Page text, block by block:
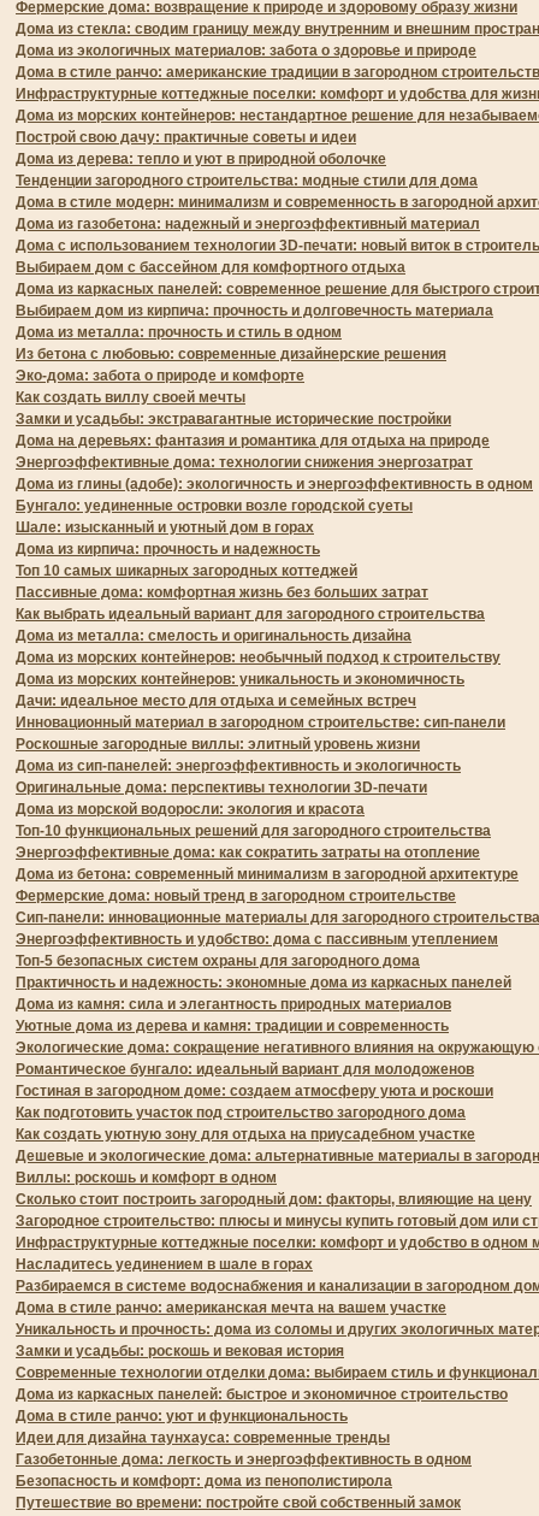
Фермерские дома: возвращение к природе и здоровому образу жизни
Дома из стекла: сводим границу между внутренним и внешним
Дома из экологичных материалов: забота о здоровье и природе
Дома в стиле ранчо: американские традиции в загородном
Инфраструктурные коттеджные поселки: комфорт и удобства для
Дома из морских контейнеров: нестандартное решение для
Построй свою дачу: практичные советы и идеи
Дома из дерева: тепло и уют в природной оболочке
Тенденции загородного строительства: модные стили для дома
Дома в стиле модерн: минимализм и современность в загородной
Дома из газобетона: надежный и энергоэффективный материал
Дома с использованием технологии 3D-печати: новый виток в
Выбираем дом с бассейном для комфортного отдыха
Дома из каркасных панелей: современное решение для быстрого
Выбираем дом из кирпича: прочность и долговечность материала
Дома из металла: прочность и стиль в одном
Из бетона с любовью: современные дизайнерские решения
Эко-дома: забота о природе и комфорте
Как создать виллу своей мечты
Замки и усадьбы: экстравагантные исторические постройки
Дома на деревьях: фантазия и романтика для отдыха на природе
Энергоэффективные дома: технологии снижения энергозатрат
Дома из глины (адобе): экологичность и энергоэффективность в одном
Бунгало: уединенные островки возле городской суеты
Шале: изысканный и уютный дом в горах
Дома из кирпича: прочность и надежность
Топ 10 самых шикарных загородных коттеджей
Пассивные дома: комфортная жизнь без больших затрат
Как выбрать идеальный вариант для загородного строительства
Дома из металла: смелость и оригинальность дизайна
Дома из морских контейнеров: необычный подход к строительству
Дома из морских контейнеров: уникальность и экономичность
Дачи: идеальное место для отдыха и семейных встреч
Инновационный материал в загородном строительстве: сип-панели
Роскошные загородные виллы: элитный уровень жизни
Дома из сип-панелей: энергоэффективность и экологичность
Оригинальные дома: перспективы технологии 3D-печати
Дома из морской водоросли: экология и красота
Топ-10 функциональных решений для загородного строительства
Энергоэффективные дома: как сократить затраты на отопление
Дома из бетона: современный минимализм в загородной архитектуре
Фермерские дома: новый тренд в загородном строительстве
Сип-панели: инновационные материалы для загородного строительства
Энергоэффективность и удобство: дома с пассивным утеплением
Топ-5 безопасных систем охраны для загородного дома
Практичность и надежность: экономные дома из каркасных панелей
Дома из камня: сила и элегантность природных материалов
Уютные дома из дерева и камня: традиции и современность
Экологические дома: сокращение негативного влияния на окружающую
Романтическое бунгало: идеальный вариант для молодоженов
Гостиная в загородном доме: создаем атмосферу уюта и роскоши
Как подготовить участок под строительство загородного дома
Как создать уютную зону для отдыха на приусадебном участке
Дешевые и экологические дома: альтернативные материалы в
Виллы: роскошь и комфорт в одном
Сколько стоит построить загородный дом: факторы, влияющие на цену
Загородное строительство: плюсы и минусы купить готовый дом или
Инфраструктурные коттеджные поселки: комфорт и удобство в одном
Насладитесь уединением в шале в горах
Разбираемся в системе водоснабжения и канализации в загородном
Дома в стиле ранчо: американская мечта на вашем участке
Уникальность и прочность: дома из соломы и других экологичных
Замки и усадьбы: роскошь и вековая история
Современные технологии отделки дома: выбираем стиль и
Дома из каркасных панелей: быстрое и экономичное строительство
Дома в стиле ранчо: уют и функциональность
Идеи для дизайна таунхауса: современные тренды
Газобетонные дома: легкость и энергоэффективность в одном
Безопасность и комфорт: дома из пенополистирола
Путешествие во времени: постройте свой собственный замок